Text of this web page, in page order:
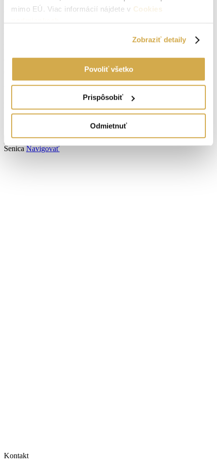
mimo EÚ. Viac informácií nájdete v Cookies
Zobraziť detaily
Povoliť všetko
Prispôsobiť
Odmietnuť
Vodovod:na pozemku
Vlastníctvo:osobné
Zobraziť viac informácií
Senica Navigovať
Kontakt